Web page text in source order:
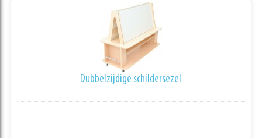
Dubbelzijdige schildersezel